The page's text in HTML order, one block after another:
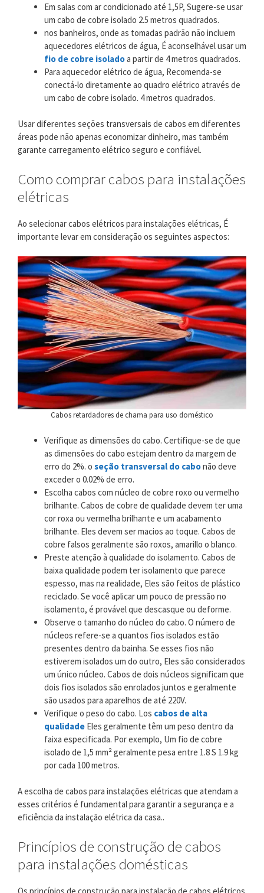
Em salas com ar condicionado até 1,5P, Sugere-se usar
um cabo de cobre isolado 2.5 metros quadrados.
nos banheiros, onde as tomadas padrão não incluem
aquecedores elétricos de água, É aconselhável usar um
fio de cobre isoladoa partir de 4 metros quadrados.
Para aquecedor elétrico de água, Recomenda-se
conectá-lo diretamente ao quadro elétrico através de
um cabo de cobre isolado. 4 metros quadrados.
Usar diferentes seções transversais de cabos em diferentes
áreas pode não apenas economizar dinheiro, mas também
garante carregamento elétrico seguro e confiável.
Como comprar cabos para instalações
elétricas
Ao selecionar cabos elétricos para instalações elétricas, É
importante levar em consideração os seguintes aspectos:
Cabos retardadores de chama para uso doméstico
Verifique as dimensões do cabo. Certifique-se de que
as dimensões do cabo estejam dentro da margem de
erro do 2%. o seção transversal do cabonão deve
exceder o 0.02% de erro.
Escolha cabos com núcleo de cobre roxo ou vermelho
brilhante. Cabos de cobre de qualidade devem ter uma
cor roxa ou vermelha brilhante e um acabamento
brilhante. Eles devem ser macios ao toque. Cabos de
cobre falsos geralmente são roxos, amarillo o blanco.
Preste atenção à qualidade do isolamento. Cabos de
baixa qualidade podem ter isolamento que parece
espesso, mas na realidade, Eles são feitos de plástico
reciclado. Se você aplicar um pouco de pressão no
isolamento, é provável que descasque ou deforme.
Observe o tamanho do núcleo do cabo. O número de
núcleos refere-se a quantos fios isolados estão
presentes dentro da bainha. Se esses fios não
estiverem isolados um do outro, Eles são considerados
um único núcleo. Cabos de dois núcleos significam que
dois fios isolados são enrolados juntos e geralmente
são usados ​​para aparelhos de até 220V.
Verifique o peso do cabo. Los cabos de alta
qualidade Eles geralmente têm um peso dentro da
faixa especificada. Por exemplo, Um fio de cobre
isolado de 1,5 mm² geralmente pesa entre 1.8 S 1.9 kg
por cada 100 metros.
A escolha de cabos para instalações elétricas que atendam a
esses critérios é fundamental para garantir a segurança e a
eficiência da instalação elétrica da casa..
Princípios de construção de cabos
para instalações domésticas
Os princípios de construção para instalação de cabos elétricos